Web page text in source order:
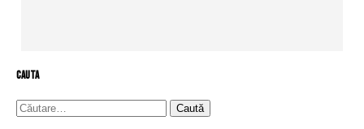
cauta
Caută
după: